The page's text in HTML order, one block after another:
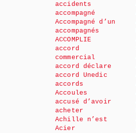
accidents
accompagné
Accompagné d’un
accompagnés
ACCOMPLIE
accord
commercial
accord déclare
accord Unedic
accords
Accoules
accusé d’avoir
acheter
Achille n’est
Acier